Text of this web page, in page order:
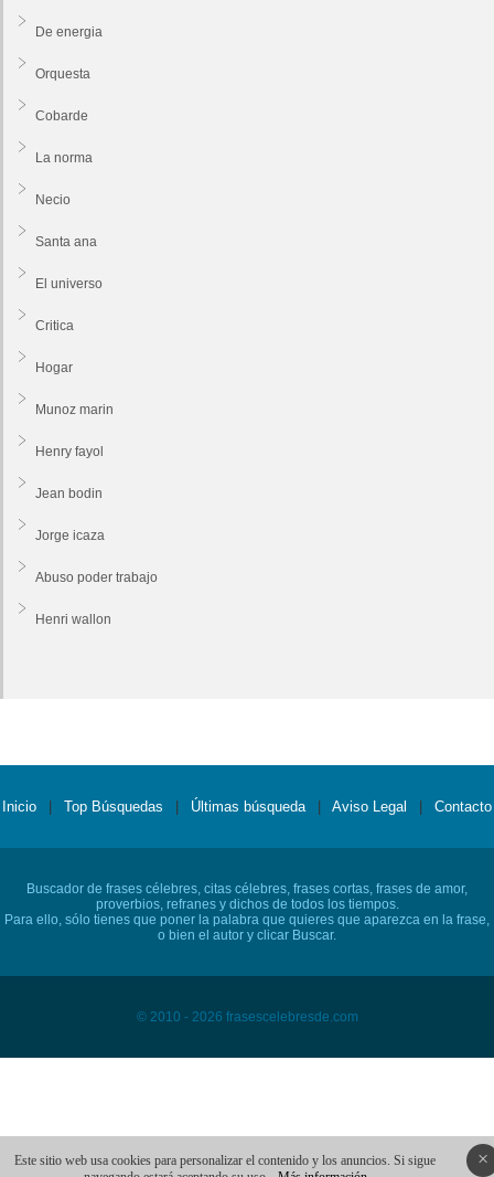
De energia
Orquesta
Cobarde
La norma
Necio
Santa ana
El universo
Critica
Hogar
Munoz marin
Henry fayol
Jean bodin
Jorge icaza
Abuso poder trabajo
Henri wallon
Inicio Top Búsquedas Últimas búsqueda Aviso Legal Contacto
Buscador de frases célebres, citas célebres, frases cortas, frases de amor,
proverbios, refranes y dichos de todos los tiempos.
Para ello, sólo tienes que poner la palabra que quieres que aparezca en la frase,
o bien el autor y clicar Buscar.
© 2010 - 2026 frasescelebresde.com
×
Este sitio web usa cookies para personalizar el contenido y los anuncios. Si sigue